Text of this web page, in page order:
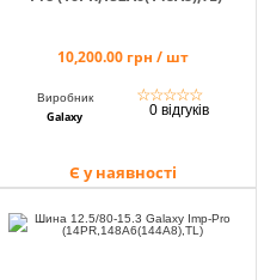
10,200.00 грн / шт
Виробник
Galaxy
☆☆☆☆☆
0 відгуків
Є у наявності